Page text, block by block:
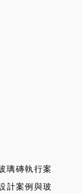
璃磚執行案
計案例與玻